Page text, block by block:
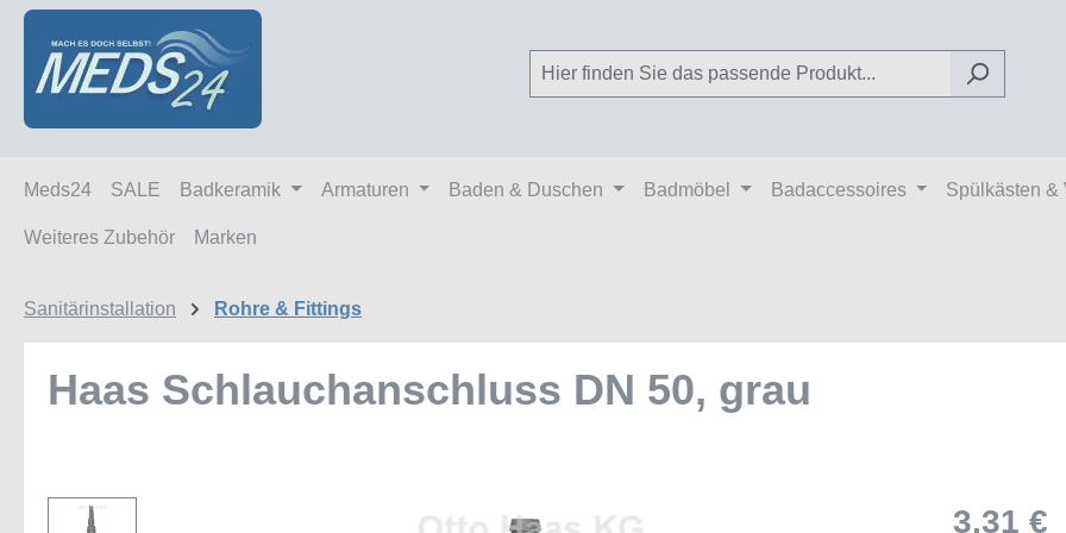
Hauptinhalt springen
Zur Suche springen
Zur Hauptnavigation springen
Meds24 SALE Badkeramik Armaturen Baden & Duschen Badmöbel Badaccessoires Spülkästen &
Weiteres Zubehör Marken
Sanitärinstallation Rohre & Fittings
Haas Schlauchanschluss DN 50, grau
Bildergalerie überspringen 3,31 €